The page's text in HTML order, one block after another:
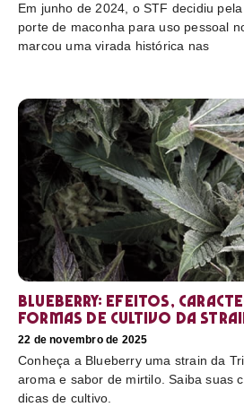
Em junho de 2024, o STF decidiu
porte de maconha para uso pessoal
marcou uma virada histórica nas
Blueberry: efeitos,
formas de cultivo da
22 de novembro de 2025
Conheça a Blueberry uma strain da
aroma e sabor de mirtilo. Saiba suas
dicas de cultivo.